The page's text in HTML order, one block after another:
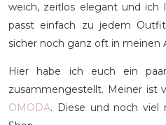
weich, zeitlos elegant und ich
passt einfach zu jedem
sicher noch ganz oft in meinen
Hier habe ich euch ein
zusammengestellt. Meiner ist
OMODA. Diese und noch viel